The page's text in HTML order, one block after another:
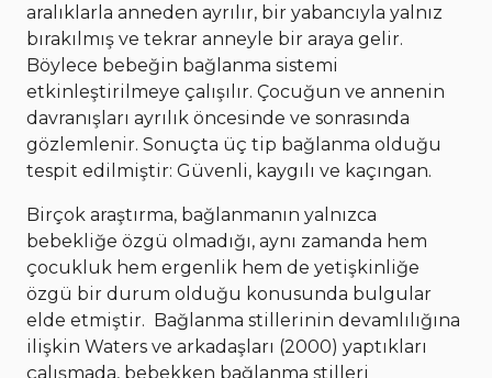
aralıklarla anneden ayrılır, bir yabancıyla yalnız
bırakılmış ve tekrar anneyle bir araya gelir.
Böylece bebeğin bağlanma sistemi
etkinleştirilmeye çalışılır. Çocuğun ve annenin
davranışları ayrılık öncesinde ve sonrasında
gözlemlenir. Sonuçta üç tip bağlanma olduğu
tespit edilmiştir: Güvenli, kaygılı ve kaçıngan.
Birçok araştırma, bağlanmanın yalnızca
bebekliğe özgü olmadığı, aynı zamanda hem
çocukluk hem ergenlik hem de yetişkinliğe
özgü bir durum olduğu konusunda bulgular
elde etmiştir. Bağlanma stillerinin devamlılığına
ilişkin Waters ve arkadaşları (2000) yaptıkları
çalışmada, bebekken bağlanma stilleri